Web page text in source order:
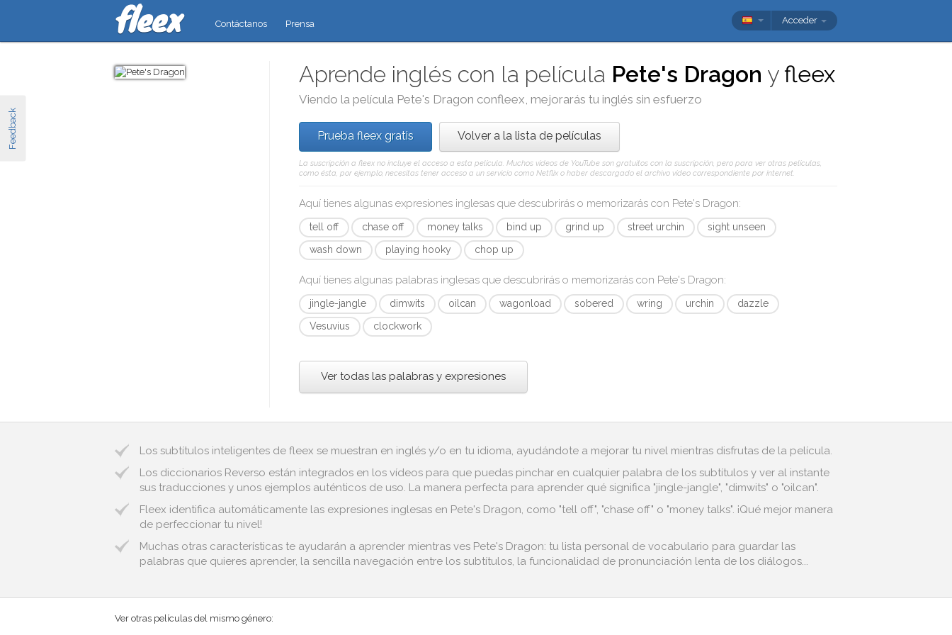
Feedback
Contáctanos Prensa Acceder
Aprende inglés con la película Pete's Dragon yfleex
Viendo la película Pete's Dragon confleex, mejorarás tu inglés sin esfuerzo
Prueba fleex gratis Volver a la lista de películas
La suscripción a fleex no incluye el acceso a esta película. Muchos vídeos de YouTube son gratuitos con la suscripción, pero para ver otras películas,
como ésta, por ejemplo, necesitas tener acceso a un servicio como Netflix o haber descargado el archivo vídeo correspondiente por internet.
Aquí tienes algunas expresiones inglesas que descubrirás o memorizarás con Pete's Dragon:
tell off chase off money talks bind up grind up street urchin
sight unseen
wash down
playing hooky chop up
Aquí tienes algunas palabras inglesas que descubrirás o memorizarás con Pete's Dragon:
jingle-jangle dimwits oilcan wagonload sobered wring urchin
dazzle
Vesuvius
clockwork
Ver todas las palabras y expresiones
Los subtítulos inteligentes de fleex se muestran en inglés y/o en tu idioma, ayudándote a mejorar tu nivel mientras disfrutas de la película.
Los diccionarios Reverso están integrados en los vídeos para que puedas pinchar en cualquier palabra de los subtítulos y ver al instante
sus traducciones y unos ejemplos auténticos de uso. La manera perfecta para aprender qué significa "jingle-jangle", "dimwits" o "oilcan".
Fleex identifica automáticamente las expresiones inglesas en Pete's Dragon, como "tell off", "chase off" o "money talks". ¡Qué mejor manera
de perfeccionar tu nivel!
Muchas otras características te ayudarán a aprender mientras ves Pete's Dragon: tu lista personal de vocabulario para guardar las
palabras que quieres aprender, la sencilla navegación entre los subtítulos, la funcionalidad de pronunciación lenta de los diálogos...
Ver otras películas del mismo género: